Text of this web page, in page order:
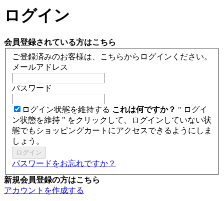
ログイン
会員登録されている方はこちら
ご登録済みのお客様は、こちらからログインください。
メールアドレス
パスワード
ログイン状態を維持する これは何ですか？ " ログイ
ン状態を維持 " をクリックして、ログインしていない状
態でもショッピングカートにアクセスできるようにしま
しょう。
ログイン
パスワードをお忘れですか？
新規会員登録の方はこちら
アカウントを作成する